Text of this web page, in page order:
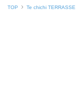
TOP Te chichi TERRASSE